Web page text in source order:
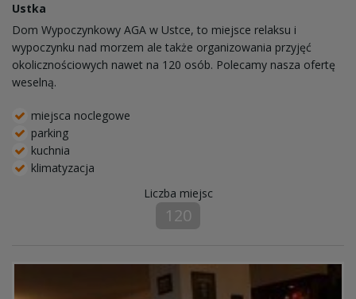
Ustka
Dom Wypoczynkowy AGA w Ustce, to miejsce relaksu i
wypoczynku nad morzem ale także organizowania przyjęć
okolicznościowych nawet na 120 osób. Polecamy nasza ofertę
weselną.
miejsca noclegowe
parking
kuchnia
klimatyzacja
Liczba miejsc
120